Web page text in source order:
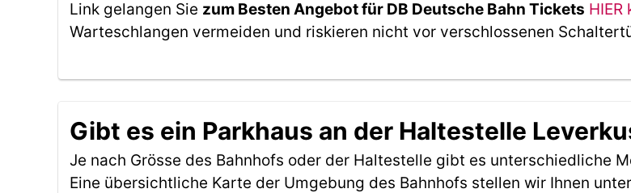
Link gelangen Sie zum Besten Angebot für DB Deutsche Bahn Tickets HIER
Warteschlangen vermeiden und riskieren nicht vor verschlossenen
Gibt es ein Parkhaus an der Haltestelle
Je nach Grösse des Bahnhofs oder der Haltestelle gibt es unterschiedliche
Eine übersichtliche Karte der Umgebung des Bahnhofs stellen wir Ihnen